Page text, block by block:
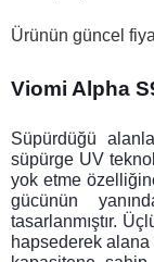
Ürünün güncel
Viomi Alpha
Süpürdüğü
süpürge UV
yok etme
gücünün
tasarlanmıştır.
hapsederek